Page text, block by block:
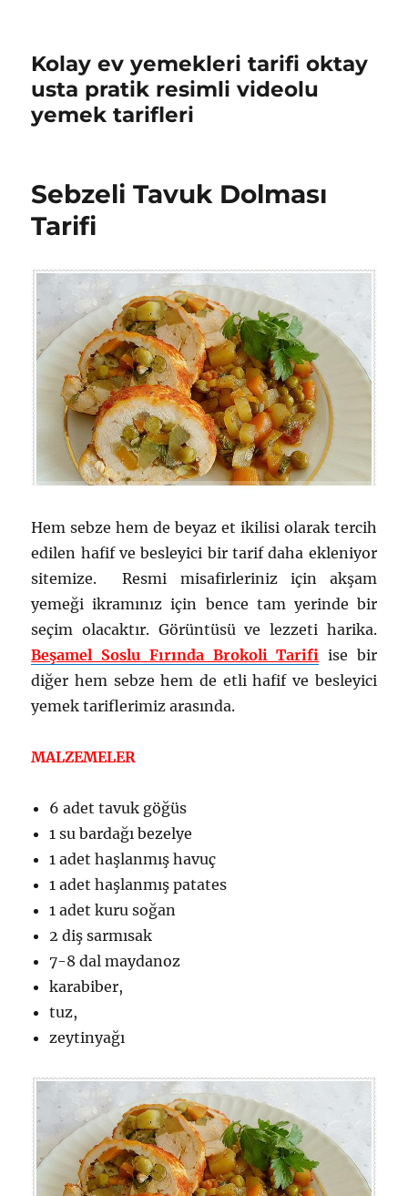
Kolay ev yemekleri tarifi oktay
usta pratik resimli videolu
yemek tarifleri
Sebzeli Tavuk Dolması
Tarifi
Hem sebze hem de beyaz et ikilisi olarak tercih
edilen hafif ve besleyici bir tarif daha ekleniyor
sitemize. Resmi misafirleriniz için akşam
yemeği ikramınız için bence tam yerinde bir
seçim olacaktır. Görüntüsü ve lezzeti harika.
Beşamel Soslu Fırında Brokoli Tarifi ise bir
diğer hem sebze hem de etli hafif ve besleyici
yemek tariflerimiz arasında.
MALZEMELER
6 adet tavuk göğüs
1 su bardağı bezelye
1 adet haşlanmış havuç
1 adet haşlanmış patates
1 adet kuru soğan
2 diş sarmısak
7-8 dal maydanoz
karabiber,
tuz,
zeytinyağı